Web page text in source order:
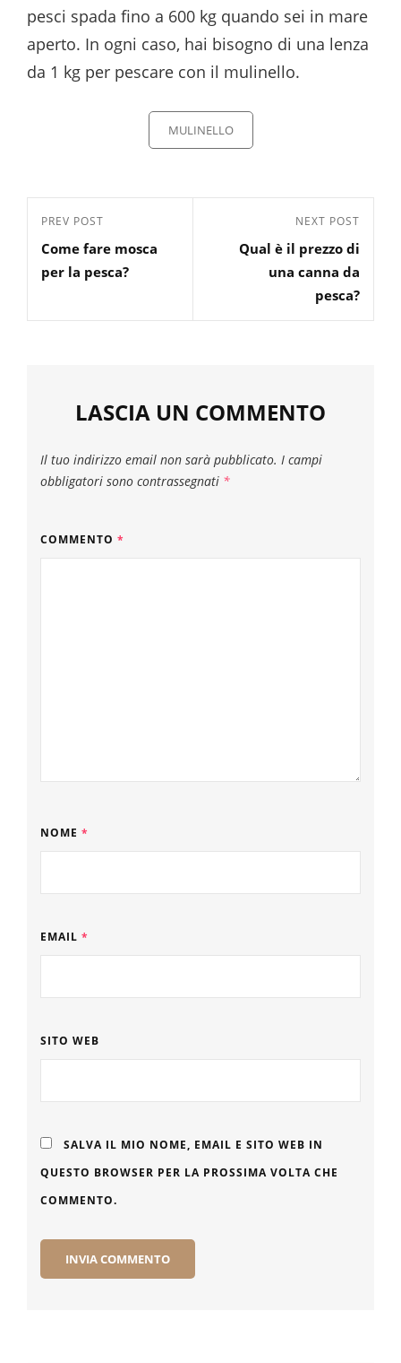
pesci spada fino a 600 kg quando sei in mare
aperto. In ogni caso, hai bisogno di una lenza
da 1 kg per pescare con il mulinello.
MULINELLO
Navigazione
articoli
Previous
Post
PREV POST
Come fare mosca
per la pesca?
Post
NEXT POST
Qual è il prezzo di
una canna da
pesca?
LASCIA UN COMMENTO
Il tuo indirizzo email non sarà pubblicato. I campi
obbligatori sono contrassegnati *
COMMENTO *
NOME *
EMAIL *
SITO WEB
SALVA IL MIO NOME, EMAIL E SITO WEB IN
QUESTO BROWSER PER LA PROSSIMA VOLTA CHE
COMMENTO.